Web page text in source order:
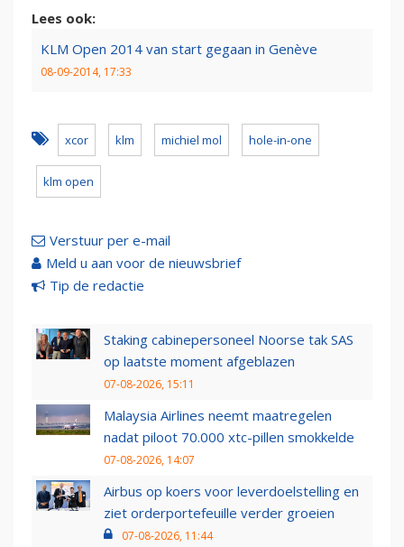
Lees ook:
KLM Open 2014 van start gegaan in Genève
08-09-2014, 17:33
xcor klm michiel mol hole-in-one
klm open
Verstuur per e-mail
Meld u aan voor de nieuwsbrief
Tip de redactie
Staking cabinepersoneel Noorse tak SAS
op laatste moment afgeblazen
07-08-2026, 15:11
Malaysia Airlines neemt maatregelen
nadat piloot 70.000 xtc-pillen smokkelde
07-08-2026, 14:07
Airbus op koers voor leverdoelstelling en
ziet orderportefeuille verder groeien
07-08-2026, 11:44